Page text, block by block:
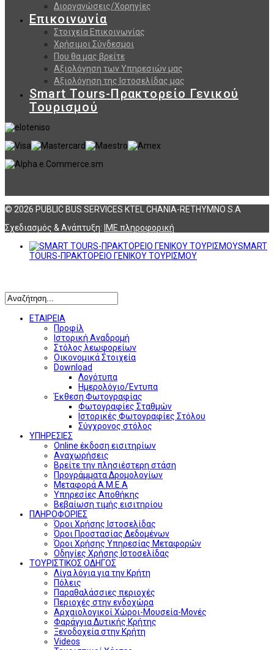
Διοργανώσεις/Χορηγίες
Επικοινωνία
Στοιχεία Επικοινωνίας
Χρήσιμοι Σύνδεσμοι
Που θα μας βρείτε
Αξιολόγηση των Υπηρεσιών μας
Αξιολόγηση της Ιστοσελίδας μας
Smart Tours-Πρακτορείο Γενικού
Τουρισμού
© 2026 PUBLIC BUS SERVICES KTEL CHANIA-RETHYMNO S.A
Σχεδιασμός & Ανάπτυξη: ΙΜΕ πληροφορική
SMART
TOURS-ΠΡΑΚΤΟΡΕΙΟ ΓΕΝΙΚΟΥ ΤΟΥΡΙΣΜΟΥ
ΕΤΑΙΡΕΙΑ
Προφίλ
Ιστορική Αναδρομή
Στόλος λεωφορείων
Οικονομικά Στοιχεία
Download
Λογότυπα
Ημερολόγιο/Έντυπα
Έκθεση Φωτογραφίας
Φωτογραφίες Σταθμών
Ιστορικές Φωτογραφίες Στόλου
Σύγχρονος στόλος
ΥΠΗΡΕΣΙΕΣ
Online έκδοση εισιτηρίων
Αναχωρήσεις
Βρείτε την πλησιέστερη στάση
Προγράμματα Δρομολογίων
Μεταφορά Α.Μ.Ε.Α
Υπηρεσίες Αποθήκης
Βεβαίωση τιμής εισιτηρίου
ΠΛΗΡΟΦΟΡΙΕΣ
Όροι Χρήσης Ιστοσελίδας
Όροι Προστασίας Δεδομένων
Όροι Χρήσης Υπηρεσίας Μεταφορών
Οδηγίες Χρήσης Ιστοσελίδας
ΤΟΥΡΙΣΤΙΚΟΣ ΟΔΗΓΟΣ
Λίγα λόγια για την Κρήτη
Πόλεις
Παραθαλάσσιες περιοχές
Περιοχές στην ενδοχώρα
Αρχαιολογικοί Χώροι-Μουσεία-Μονές
Φαράγγια Δυτικής Κρήτης
Ξενοδοχεία στην Κρήτη
Videos